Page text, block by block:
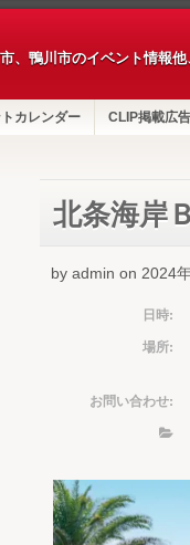
、鴨川市のイベント情報
カレンダー CLIP掲載広告
北条海岸
by admin on 2024
日時:
場所:
お問い合わせ: